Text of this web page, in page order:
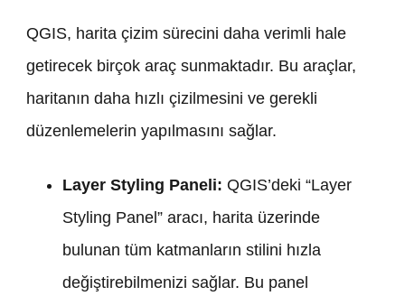
QGIS, harita çizim sürecini daha verimli hale
getirecek birçok araç sunmaktadır. Bu araçlar,
haritanın daha hızlı çizilmesini ve gerekli
düzenlemelerin yapılmasını sağlar.
Layer Styling Paneli: QGIS’deki “Layer
Styling Panel” aracı, harita üzerinde
bulunan tüm katmanların stilini hızla
değiştirebilmenizi sağlar. Bu panel